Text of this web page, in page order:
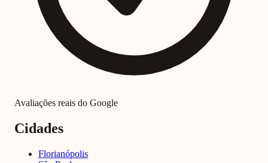
Avaliações reais do Google
Cidades
Florianópolis